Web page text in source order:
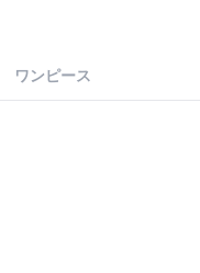
ワンピース